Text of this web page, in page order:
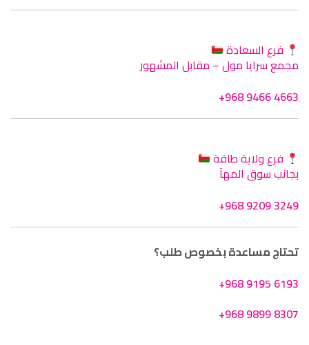
فرع السعادة
مجمع سرايا مول – مقابل المشهور
+968 9466 4663
فرع ولاية طاقة
بجانب سوق المهآ
+968 9209 3249
تحتاج مساعدة بخصوص طلب؟
+968 9195 6193
+968 9899 8307